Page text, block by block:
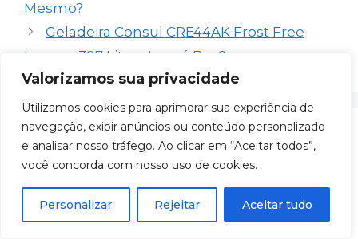
Valorizamos sua privacidade
Utilizamos cookies para aprimorar sua experiência de
navegação, exibir anúncios ou conteúdo personalizado
e analisar nosso tráfego. Ao clicar em “Aceitar todos”,
você concorda com nosso uso de cookies.
Personalizar Rejeitar Aceitar tudo
Mesmo?
Geladeira Consul CRE44AK Frost Free
Inverse 397 Litros Inox é Boa?
Deixe um comentário